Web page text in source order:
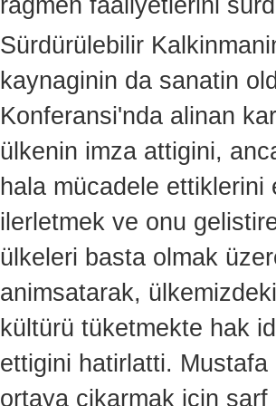
ragmen faaliyetlerini
Sürdürülebilir
kaynaginin da sanatin
Konferansi'nda alinan
ülkenin imza attigini,
hala mücadele
ilerletmek ve onu
ülkeleri basta olmak
animsatarak,
kültürü tüketmekte hak
ettigini hatirlatti.
ortaya çikarmak için